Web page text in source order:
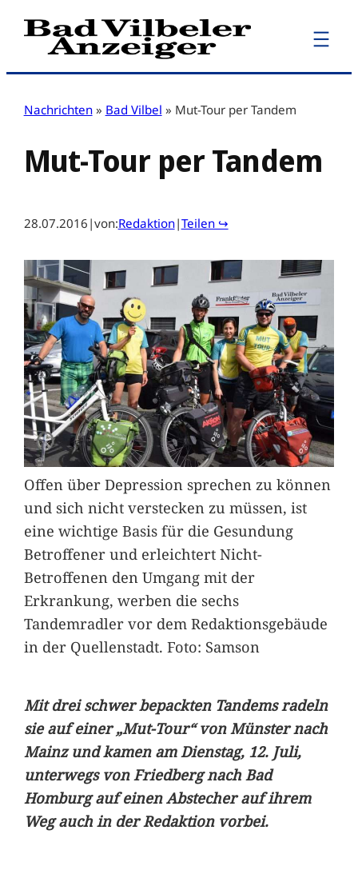
Zum
Inhalt
Nachrichten » Bad Vilbel » Mut-Tour per Tandem
Mut-Tour per Tandem
28.07.2016 |von:Redaktion|Teilen ↪
Offen über Depression sprechen zu können
und sich nicht verstecken zu müssen, ist
eine wichtige Basis für die Gesundung
Betroffener und erleichtert Nicht-
Betroffenen den Umgang mit der
Erkrankung, werben die sechs
Tandemradler vor dem Redaktionsgebäude
in der Quellenstadt. Foto: Samson
Mit drei schwer bepackten Tandems radeln
sie auf einer „Mut-Tour“ von Münster nach
Mainz und kamen am Dienstag, 12. Juli,
unterwegs von Friedberg nach Bad
Homburg auf einen Abstecher auf ihrem
Weg auch in der Redaktion vorbei.